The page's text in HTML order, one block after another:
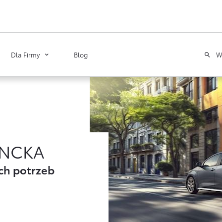
Dla Firmy Blog
Poznaj Portal Klienta
Zawarcie umowy online
Tabela opłat i prowizji
potrzeb